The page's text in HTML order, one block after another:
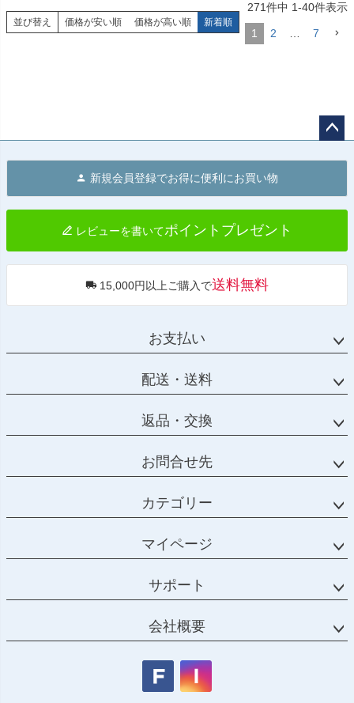
4219009360
並び替え 価格が安い順 価格が高い順 新着順
271件中 1-40件表示
1 2 … 7
へ
新規会員登録でお得に便利にお買い物
レビューを書いてポイントプレゼント
15,000円以上ご購入で送料無料
お支払い
配送・送料
返品・交換
お問合せ先
カテゴリー
マイページ
サポート
会社概要